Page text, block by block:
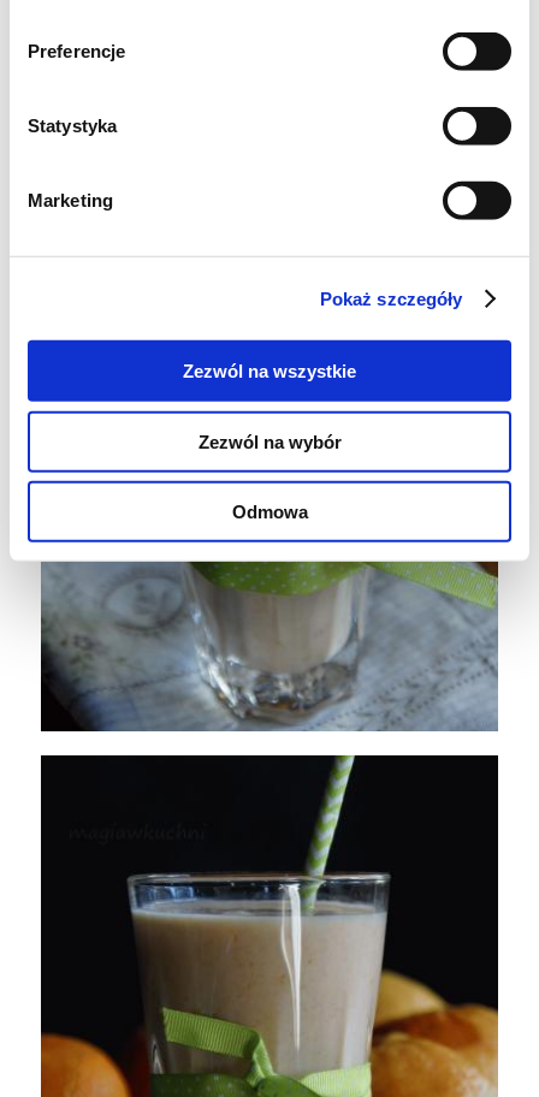
Preferencje
Statystyka
Marketing
Pokaż szczegóły
Zezwól na wszystkie
Zezwól na wybór
Odmowa